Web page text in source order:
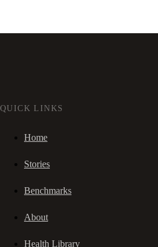
QUICK LINKS
Home
Stories
Benchmarks
About
Health Library